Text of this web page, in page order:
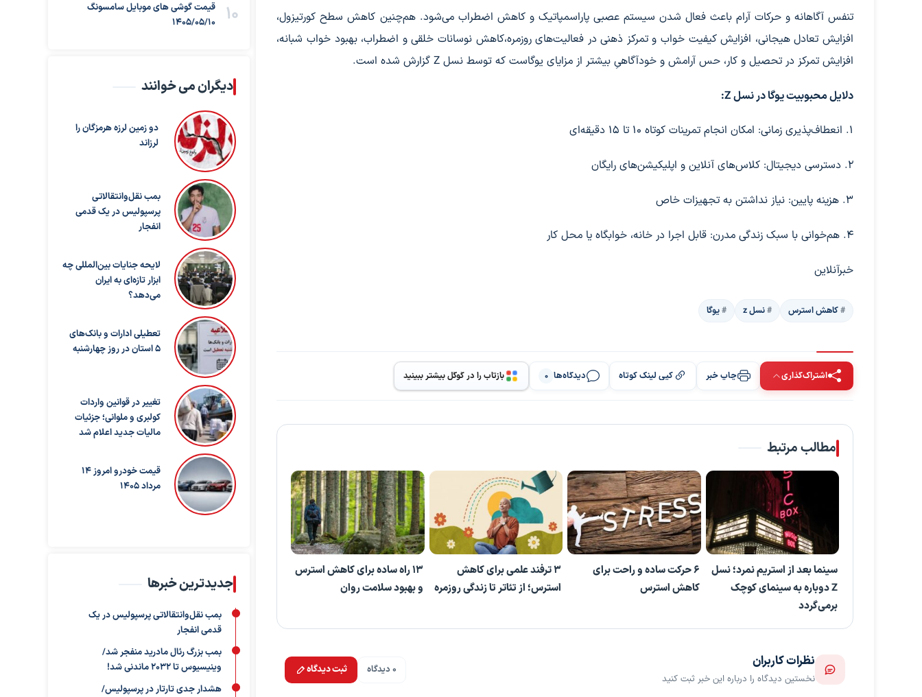
تنفس آگاهانه و حرکات آرام باعث فعال شدن سیستم عصبی پاراسمپاتیک و کاهش اضطراب می‌شود. هم‌چنین کاهش سطح کورتیزول،
افزایش تعادل هیجانی، افزایش کیفیت خواب و تمرکز ذهنی در فعالیت‌های روزمره،کاهش نوسانات خلقی و اضطراب، بهبود خواب شبانه،
افزایش تمرکز در تحصیل و کار، حس آرامش و خودآگاهیِ بیشتر از مزایای یوگاست که توسط نسل Z گزارش شده است.
دلایل محبوبیت یوگا در نسل Z:
۱. انعطاف‌پذیری زمانی: امکان انجام تمرینات کوتاه ۱۰ تا ۱۵ دقیقه‌ای
۲. دسترسی دیجیتال: کلاس‌های آنلاین و اپلیکیشن‌های رایگان
۳. هزینه پایین: نیاز نداشتن به تجهیزات خاص
۴. هم‌خوانی با سبک زندگی مدرن: قابل اجرا در خانه، خوابگاه یا محل کار
خبرآنلاین
کاهش استرس نسل z یوگا
اشتراک‌گذاری چاپ خبر کپی لینک کوتاه دیدگاه‌ها 0 بازتاب را در گوگل بیشتر ببینید
مطالب مرتبط
سینما بعد از استریم نمرد؛ نسل
Z دوباره به سینمای کوچک
برمی‌گردد
۶ حرکت ساده و راحت برای
کاهش استرس
۳ ترفند علمی برای کاهش
استرس؛ از تئاتر تا زندگی روزمره
۱۳ راه ساده برای کاهش استرس
و بهبود سلامت روان
نظرات کاربران
نخستین دیدگاه را درباره این خبر ثبت کنید
0 دیدگاه ثبت دیدگاه
قیمت گوشی های موبایل سامسونگ
1405/05/10
دیگران می خوانند
دو زمین لرزه هرمزگان را
لرزاند
بمب نقل‌وانتقالاتی
پرسپولیس در یک قدمی
انفجار
لایحه جنایات بین‌المللی چه
ابزار تازه‌ای به ایران
می‌دهد؟
تعطیلی ادارات و بانک‌های
۵ استان در روز چهارشنبه
تغییر در قوانین واردات
کولبری و ملوانی؛ جزئیات
مالیات جدید اعلام شد
قیمت خودرو امروز 14
مرداد 1405
جدیدترین خبرها
بمب نقل‌وانتقالاتی پرسپولیس در یک
قدمی انفجار
بمب بزرگ رئال مادرید منفجر شد/
وینیسیوس تا ۲۰۳۲ ماندنی شد!
هشدار جدی تارتار در پرسپولیس/